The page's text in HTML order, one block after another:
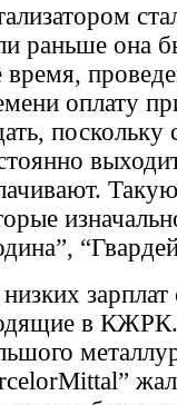
раньше она
время,
оплату
в КЖРК.